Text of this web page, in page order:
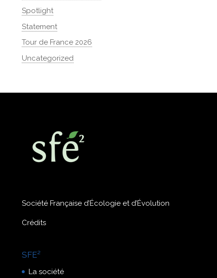
Spotlight
Statement
Tour de France 2026
Uncategorized
Société Française d’Écologie et d’Évolution
Crédits
SFE²
La société